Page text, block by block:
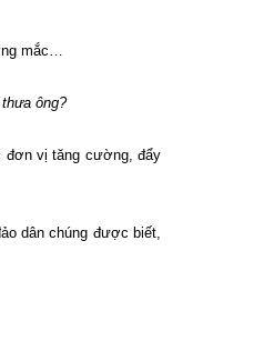
mắc…
ông?
đơn vị tăng cường, đẩy
dân chúng được biết,